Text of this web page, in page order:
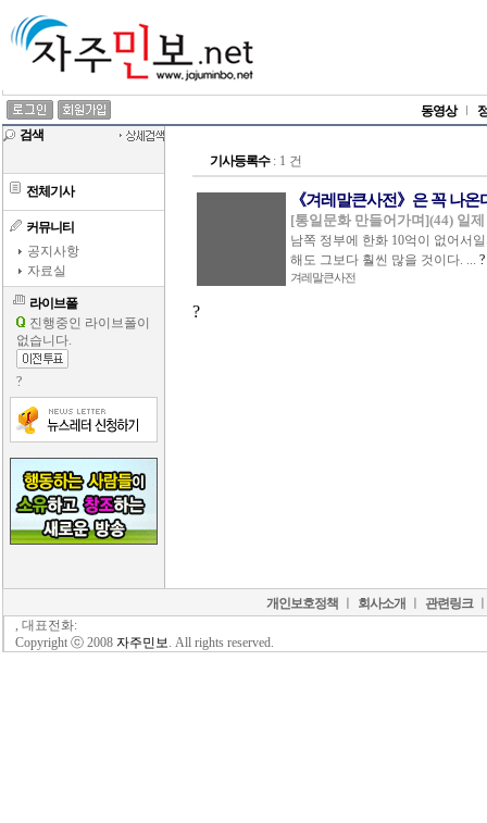
동영상
검색
전체기사
커뮤니티
공지사항
자료실
라이브폴
진행중인 라이브폴이
없습니다.
?
기사등록수: 1 건
《겨레말큰사전》은 꼭 나온
[통일문화 만들어가며](44) 일
남쪽 정부에 한화 10억이 없어서
해도 그보다 훨씬 많을 것이다. ...
겨레말큰사전
?
개인보호정책 회사소개 관련링크
, 대표전화:
Copyright ⓒ 2008 자주민보. All rights reserved.